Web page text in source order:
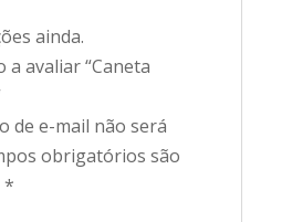
ainda.
a avaliar “Caneta
de e-mail não será
obrigatórios são
*